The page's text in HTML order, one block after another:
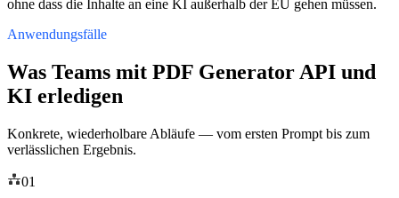
ohne dass die Inhalte an eine KI außerhalb der EU gehen müssen.
Anwendungsfälle
Was Teams mit PDF Generator API und
KI erledigen
Konkrete, wiederholbare Abläufe — vom ersten Prompt bis zum
verlässlichen Ergebnis.
01